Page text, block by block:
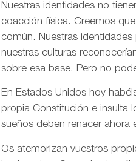
Nuestras identidades no
coacción física. Creemos
común. Nuestras
nuestras culturas
sobre esa base. Pero no
En Estados Unidos hoy
propia Constitución e insulta
sueños deben renacer ahora
Os atemorizan vuestros